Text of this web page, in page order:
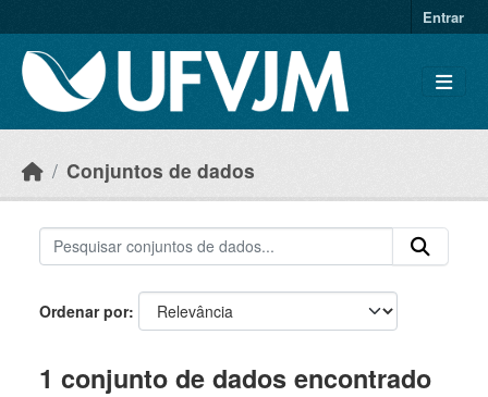
Entrar
Conjuntos de dados
Ordenar por
1 conjunto de dados encontrado